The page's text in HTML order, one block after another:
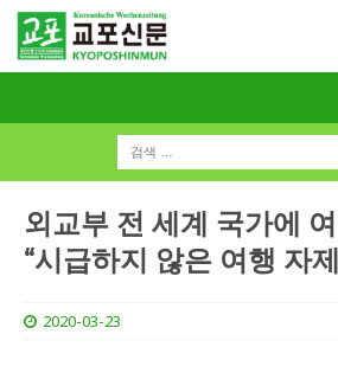
외교부 전 세계 국가에
“시급하지 않은 여행 자
2020-03-23